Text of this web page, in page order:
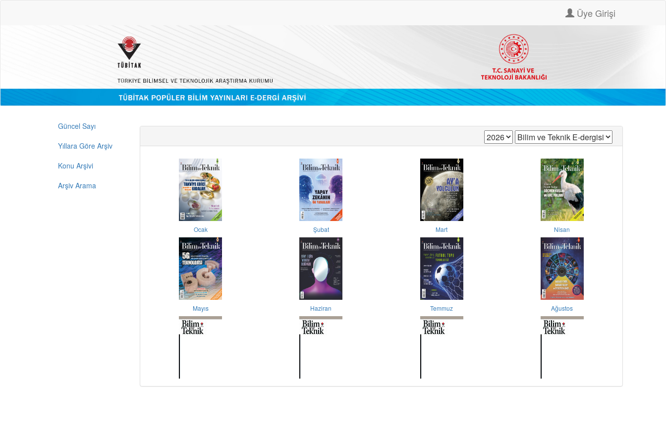
Üye Girişi
Güncel Sayı
Yıllara Göre Arşiv
Konu Arşivi
Arşiv Arama
Ocak Şubat Mart Nisan
Mayıs Haziran Temmuz Ağustos